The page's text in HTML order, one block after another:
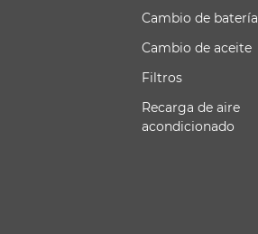
Cambio de batería
Cambio de aceite
Filtros
Recarga de aire
acondicionado